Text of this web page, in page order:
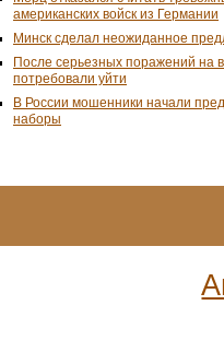
американских войск из Германии
Минск сделал неожиданное
После серьезных поражений на
потребовали уйти
В России мошенники начали
наборы